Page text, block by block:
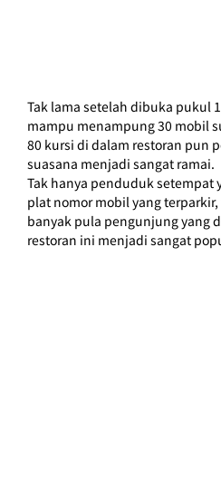
Tak lama setelah dibuka pukul
mampu menampung 30 mobil
80 kursi di dalam restoran pun
suasana menjadi sangat ramai.
Tak hanya penduduk setempat
plat nomor mobil yang
banyak pula pengunjung yang
restoran ini menjadi sangat